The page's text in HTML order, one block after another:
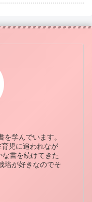
学んでいます。
児に追われなが
な書を続けてきた
培が好きなのでそ